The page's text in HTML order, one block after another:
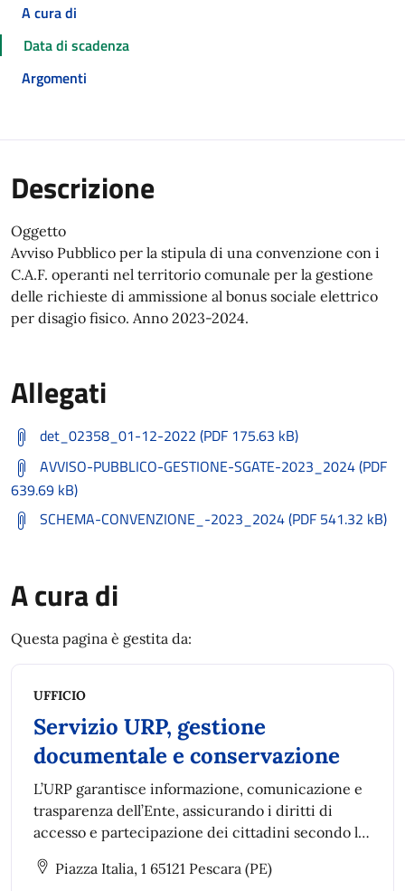
A cura di
Data di scadenza
Argomenti
Descrizione
Oggetto
Avviso Pubblico per la stipula di una convenzione con i
C.A.F. operanti nel territorio comunale per la gestione
delle richieste di ammissione al bonus sociale elettrico
per disagio fisico. Anno 2023-2024.
Allegati
det_02358_01-12-2022 (PDF 175.63 kB)
AVVISO-PUBBLICO-GESTIONE-SGATE-2023_2024 (PDF
639.69 kB)
SCHEMA-CONVENZIONE_-2023_2024 (PDF 541.32 kB)
A cura di
Questa pagina è gestita da:
UFFICIO
Servizio URP, gestione
documentale e conservazione
L’URP garantisce informazione, comunicazione e
trasparenza dell’Ente, assicurando i diritti di
accesso e partecipazione dei cittadini secondo la
Legge 7 giugno 2000, n. 150 e la legge 7 agosto
1990.Piazza Italia, 1 65121 Pescara (PE)